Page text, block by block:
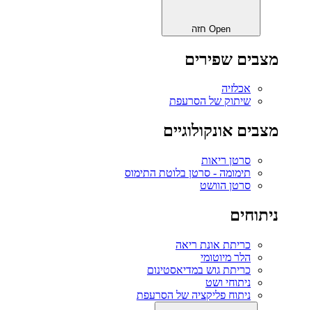
Open חזה
מצבים שפירים
אכלזיה
שיתוק של הסרעפת
מצבים אונקולוגיים
סרטן ריאות
תימומה - סרטן בלוטת התימוס
סרטן הוושט
ניתוחים
כריתת אונת ריאה‎
הלר מיוטומי
כריתת גוש במדיאסטינום
ניתוחי ושט
ניתוח פליקציה של הסרעפת